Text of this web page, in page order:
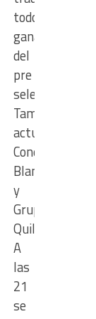
todos
ganadores
del
pre
selectivo.
También
actuarán
Conejo
Blanco
y
Grupo
Quillén.
A
las
21
se